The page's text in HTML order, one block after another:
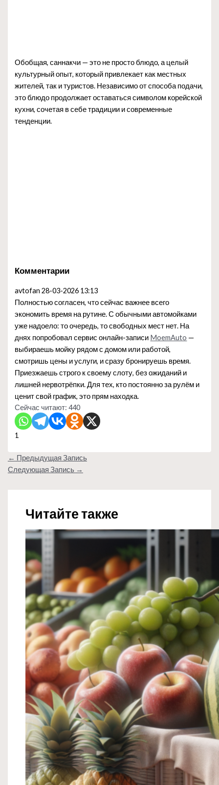
Обобщая, саннакчи — это не просто блюдо, а целый
культурный опыт, который привлекает как местных
жителей, так и туристов. Независимо от способа подачи,
это блюдо продолжает оставаться символом корейской
кухни, сочетая в себе традиции и современные
тенденции.
Комментарии
avtofan 28-03-2026 13:13
Полностью согласен, что сейчас важнее всего
экономить время на рутине. С обычными автомойками
уже надоело: то очередь, то свободных мест нет. На
днях попробовал сервис онлайн-записи MoemAuto —
выбираешь мойку рядом с домом или работой,
смотришь цены и услуги, и сразу бронируешь время.
Приезжаешь строго к своему слоту, без ожиданий и
лишней нервотрёпки. Для тех, кто постоянно за рулём и
ценит свой график, это прям находка.
Сейчас читают: 440
1
← Предыдущая Запись
Следующая Запись →
Читайте также